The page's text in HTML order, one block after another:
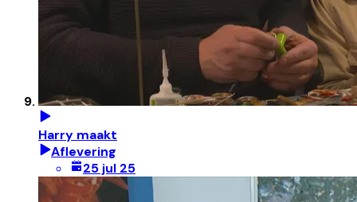
Harry maakt
Aflevering
25 jul 25